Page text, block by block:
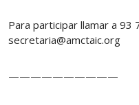
Para participar llamar a 93
secretaria@amctaic.org
——————————